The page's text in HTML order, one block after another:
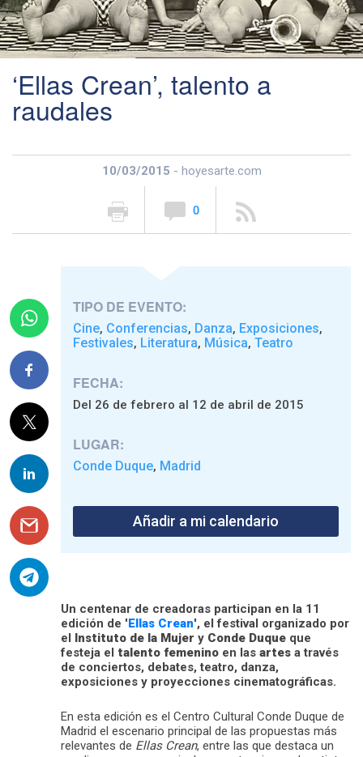
‘Ellas Crean’, talento a
raudales
10/03/2015 - hoyesarte.com
0
TIPO DE EVENTO:
Cine, Conferencias, Danza, Exposiciones,
Festivales, Literatura, Música, Teatro
FECHA:
Del 26 de febrero al 12 de abril de 2015
LUGAR:
Conde Duque, Madrid
Añadir a mi calendario
Un centenar de creadoras participan en la 11
edición de ' Ellas Crean', el festival organizado por
el
Instituto de la Mujer y Conde Duque que
festeja el talento femenino en las artes a través
de conciertos, debates, teatro, danza,
exposiciones y proyecciones cinematográficas.
En esta edición es el Centro Cultural Conde Duque de
Madrid el escenario principal de las propuestas más
relevantes de Ellas Crean, entre las que destaca un